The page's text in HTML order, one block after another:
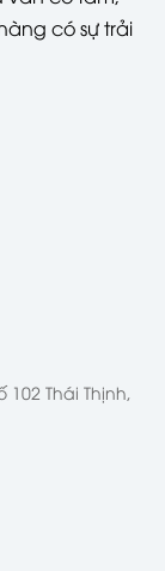
có sự trải
102 Thái Thịnh,